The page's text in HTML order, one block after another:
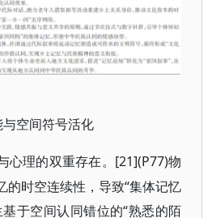
空间符号活化
心理的双重存在。 [21](P77)物
的时空连续性，导致“集体记忆
于空间认同错位的“熟悉的陌